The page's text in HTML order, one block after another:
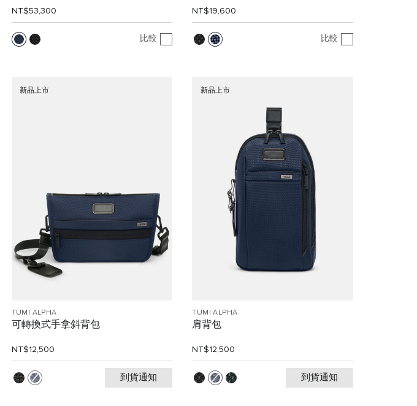
NT$53,300
比較
NT$19,600
比較
新品上市
TUMI ALPHA
可轉換式手拿斜背包
NT$12,500
到貨通知
新品上市
TUMI ALPHA
肩背包
NT$12,500
到貨通知